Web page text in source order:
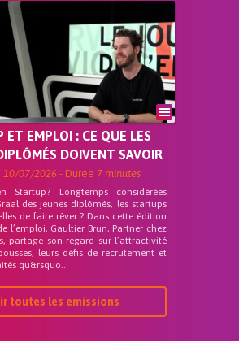
ET EMPLOI : CE QUE LES
DOIVENT SAVOIR
10/07/2026 - Durée 7 minutes
Startup? Longtemps considérées
des jeunes diplômés, les startups
de faire rêver ? Dans cette édition
l’emploi, Gaultier Brun, Partner chez
partage son regard sur l’attractivité
leurs défis de recrutement et
qu&rsquo...
toutes les emissions